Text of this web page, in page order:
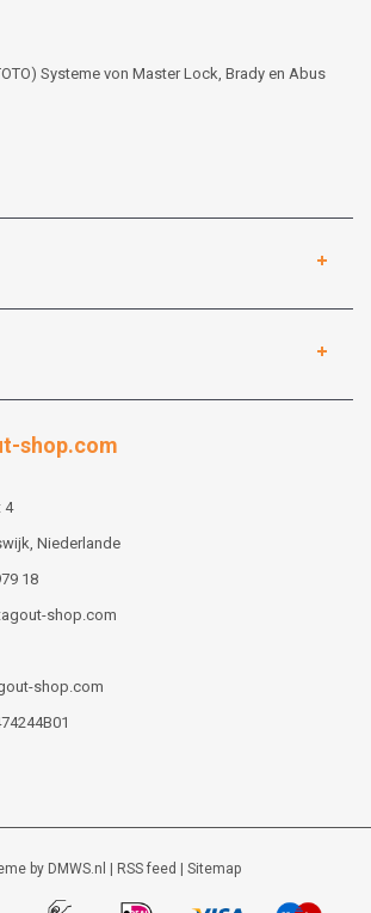
Systeme von Master Lock, Brady en Abus
shop.com
4
Niederlande
18
shop.com
shop.com
by DMWS.nl RSS feed Sitemap